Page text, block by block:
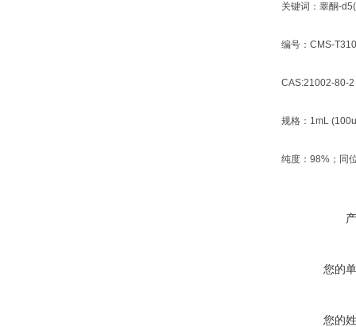
关键词：睾酮-
编号：CMS-
CAS:21002-80-2
规格：1mL
纯度：98%；同位
您的
您的